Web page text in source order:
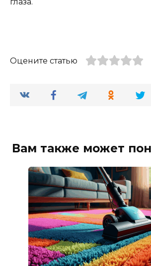
Оцените статью
Вам также может